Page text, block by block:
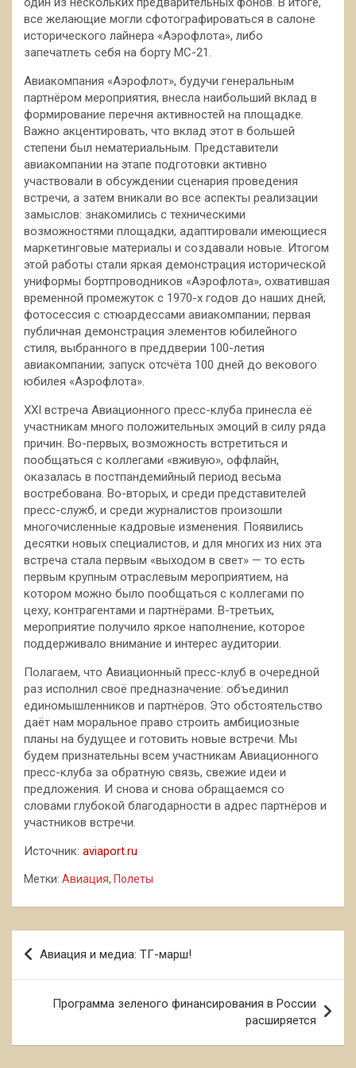
все желающие могли сфотографироваться в салоне
исторического лайнера «Аэрофлота», либо
запечатлеть себя на борту МС-21.
Авиакомпания «Аэрофлот», будучи генеральным
партнёром мероприятия, внесла наибольший вклад в
формирование перечня активностей на площадке.
Важно акцентировать, что вклад этот в большей
степени был нематериальным. Представители
авиакомпании на этапе подготовки активно
участвовали в обсуждении сценария проведения
встречи, а затем вникали во все аспекты реализации
замыслов: знакомились с техническими
возможностями площадки, адаптировали имеющиеся
маркетинговые материалы и создавали новые. Итогом
этой работы стали яркая демонстрация исторической
униформы бортпроводников «Аэрофлота», охватившая
временной промежуток с 1970-х годов до наших дней;
фотосессия с стюардессами авиакомпании; первая
публичная демонстрация элементов юбилейного
стиля, выбранного в преддверии 100-летия
авиакомпании; запуск отсчёта 100 дней до векового
юбилея «Аэрофлота».
XXI встреча Авиационного пресс-клуба принесла её
участникам много положительных эмоций в силу ряда
причин. Во-первых, возможность встретиться и
пообщаться с коллегами «вживую», оффлайн,
оказалась в постпандемийный период весьма
востребована. Во-вторых, и среди представителей
пресс-служб, и среди журналистов произошли
многочисленные кадровые изменения. Появились
десятки новых специалистов, и для многих из них эта
встреча стала первым «выходом в свет» — то есть
первым крупным отраслевым мероприятием, на
котором можно было пообщаться с коллегами по
цеху, контрагентами и партнёрами. В-третьих,
мероприятие получило яркое наполнение, которое
поддерживало внимание и интерес аудитории.
Полагаем, что Авиационный пресс-клуб в очередной
раз исполнил своё предназначение: объединил
единомышленников и партнёров. Это обстоятельство
даёт нам моральное право строить амбициозные
планы на будущее и готовить новые встречи. Мы
будем признательны всем участникам Авиационного
пресс-клуба за обратную связь, свежие идеи и
предложения. И снова и снова обращаемся со
словами глубокой благодарности в адрес партнёров и
участников встречи.
Источник: aviaport.ru
Метки: Авиация, Полеты
Навигация
по
записям
Авиация и медиа: ТГ-марш!
Программа зеленого финансирования в России
расширяется